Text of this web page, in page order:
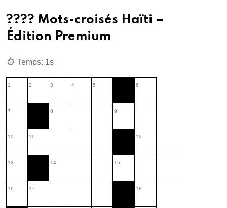
???? Mots-croisés Haïti –
Édition Premium
Temps: 2s
1 2 3 4 5 6
7 8 9
10 11 12
13 14 15
16 17 18